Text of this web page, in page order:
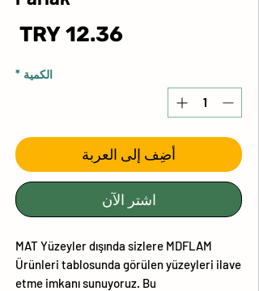
الكمية *
أضِف إلى العربة
اشترِ الآن
MAT Yüzeyler dışında sizlere MDFLAM
Ürünleri tablosunda görülen yüzeyleri ilave
etme imkanı sunuyoruz. Bu